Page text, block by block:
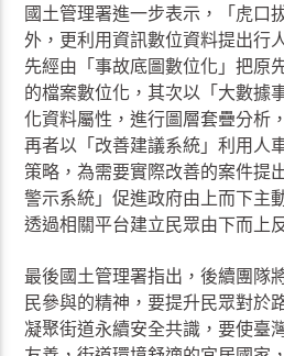
國土管理署進一步表示，「虎口
外，更利用資訊數位資料提出行
先經由「事故底圖數位化」把原
的檔案數位化，其次以「大數據
化資料屬性，進行圖層套疊分析
再者以「改善建議系統」利用人
策略，為需要實際改善的案件提
警示系統」促進政府由上而下主
透過相關平台建立民眾由下而上
最後國土管理署指出，後續團隊
民參與的精神，要提升民眾對於
凝聚街道永續安全共識，要使臺